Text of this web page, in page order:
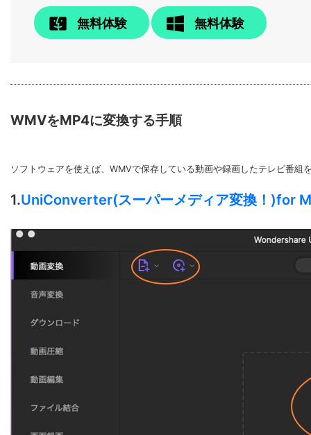
無料体験 無料体験
WMVをMP4に変換する手順
ソフトウェアを使えば、WMVで保存している動画や録画したテレビ番
1.UniConverter(スーパーメディア変換！)for